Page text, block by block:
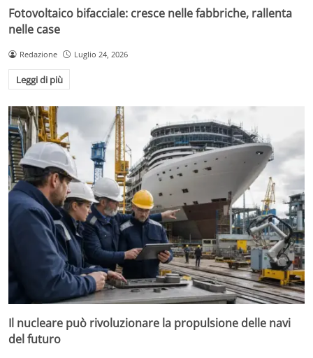
Fotovoltaico bifacciale: cresce nelle fabbriche, rallenta
nelle case
Redazione Luglio 24, 2026
Leggi di più
Il nucleare può rivoluzionare la propulsione delle navi
del futuro